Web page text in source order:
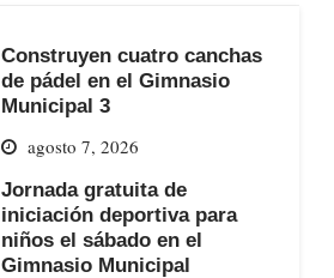
Construyen cuatro canchas
de pádel en el Gimnasio
Municipal 3
agosto 7, 2026
Jornada gratuita de
iniciación deportiva para
niños el sábado en el
Gimnasio Municipal